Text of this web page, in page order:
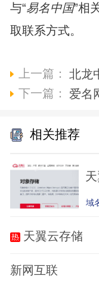
与“易名中国”相
取联系方式。
上一篇：
北龙
下一篇：
爱名
相关推荐
域
天翼云存储
新网互联